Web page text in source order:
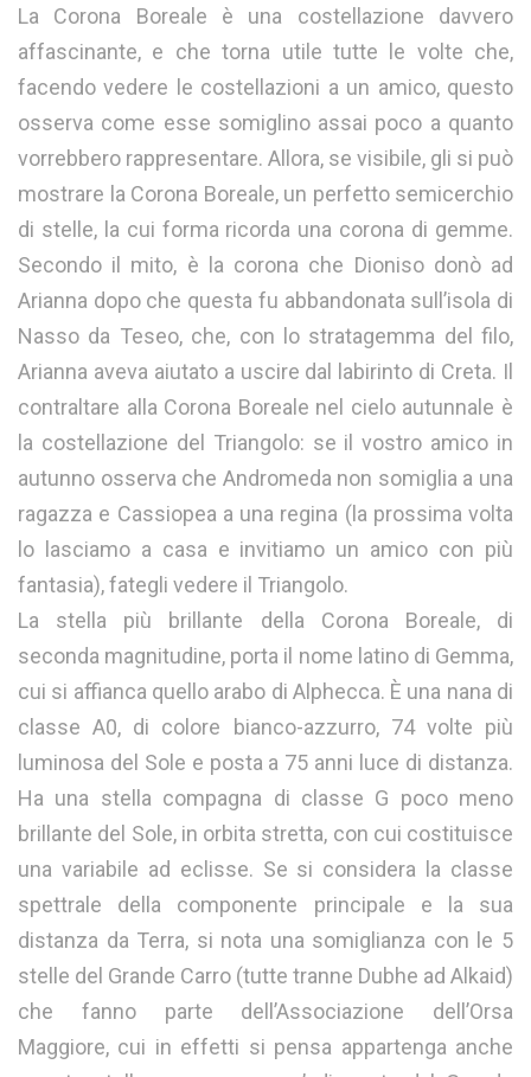
La Corona Boreale è una costellazione davvero
affascinante, e che torna utile tutte le volte che,
facendo vedere le costellazioni a un amico, questo
osserva come esse somiglino assai poco a quanto
vorrebbero rappresentare. Allora, se visibile, gli si può
mostrare la Corona Boreale, un perfetto semicerchio
di stelle, la cui forma ricorda una corona di gemme.
Secondo il mito, è la corona che Dioniso donò ad
Arianna dopo che questa fu abbandonata sull’isola di
Nasso da Teseo, che, con lo stratagemma del filo,
Arianna aveva aiutato a uscire dal labirinto di Creta. Il
contraltare alla Corona Boreale nel cielo autunnale è
la costellazione del Triangolo: se il vostro amico in
autunno osserva che Andromeda non somiglia a una
ragazza e Cassiopea a una regina (la prossima volta
lo lasciamo a casa e invitiamo un amico con più
fantasia), fategli vedere il Triangolo.
La stella più brillante della Corona Boreale, di
seconda magnitudine, porta il nome latino di Gemma,
cui si affianca quello arabo di Alphecca. È una nana di
classe A0, di colore bianco-azzurro, 74 volte più
luminosa del Sole e posta a 75 anni luce di distanza.
Ha una stella compagna di classe G poco meno
brillante del Sole, in orbita stretta, con cui costituisce
una variabile ad eclisse. Se si considera la classe
spettrale della componente principale e la sua
distanza da Terra, si nota una somiglianza con le 5
stelle del Grande Carro (tutte tranne Dubhe ad Alkaid)
che fanno parte dell’Associazione dell’Orsa
Maggiore, cui in effetti si pensa appartenga anche